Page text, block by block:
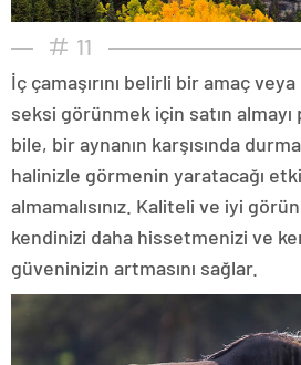
11
İç çamaşırını belirli bir amaç
seksi görünmek için satın almayı
bile, bir aynanın karşısında
halinizle görmenin yaratacağı
almamalısınız. Kaliteli ve iyi
kendinizi daha hissetmenizi ve
güveninizin artmasını sağlar.